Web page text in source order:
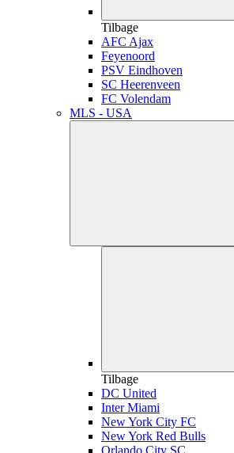
Tilbage
AFC Ajax
Feyenoord
PSV Eindhoven
SC Heerenveen
FC Volendam
MLS - USA
Tilbage
DC United
Inter Miami
New York City FC
New York Red Bulls
Orlando City SC